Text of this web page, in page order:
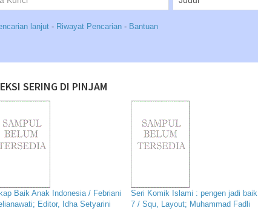
lanjut - Riwayat Pencarian - Bantuan
SERING DI PINJAM
Baik Anak Indonesia / Febriani
Editor, Idha Setyarini
Seri Komik Islami : pengen jadi baik
7 / Squ, Layout; Muhammad Fadli